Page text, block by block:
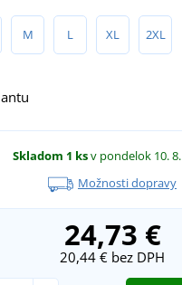
M L XL 2XL
Skladom 1 ksv pondelok 10. 8.
Možnosti dopravy
24,73 €
20,44 € bez DPH